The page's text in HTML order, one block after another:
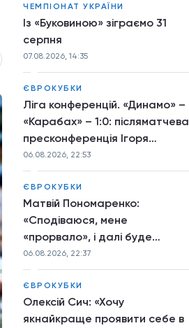
ЧЕМПІОНАТ УКРАЇНИ
Із «Буковиною» зіграємо 31
серпня
07.08.2026, 14:35
ЄВРОКУБКИ
Ліга конференцій. «Динамо» –
«Карабах» – 1:0: післяматчева
пресконференція Ігоря
Костюка
06.08.2026, 22:53
ЄВРОКУБКИ
Матвій Пономаренко:
«Сподіваюся, мене
«прорвало», і далі буде
більше»
06.08.2026, 22:37
ЄВРОКУБКИ
Олексій Сич: «Хочу
якнайкраще проявити себе в